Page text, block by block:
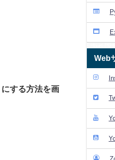
する方法を画
Web